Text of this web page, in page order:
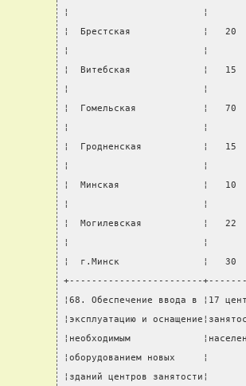
¦                        ¦
¦  Брестская             ¦
¦                        ¦
¦  Витебская             ¦
¦                        ¦
¦  Гомельская            ¦
¦                        ¦
¦  Гродненская           ¦
¦                        ¦
¦  Минская               ¦
¦                        ¦
¦  Могилевская           ¦
¦                        ¦
¦  г.Минск               ¦
+------------------------
¦68. Обеспечение ввода в ¦17
¦эксплуатацию и
¦необходимым
¦оборудованием новых
¦зданий центров